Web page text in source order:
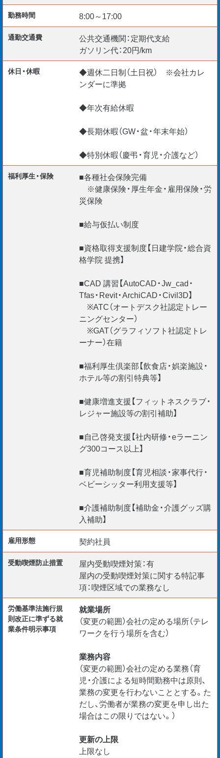
勤務時間 8:00～17:00
通勤交通費
公共交通機関：定期代支給
ガソリン代：20円/km
休日・休暇
◆週休二日制（土日祝） ※会社カレ
ンダーに準拠
◆年次有給休暇
◆長期休暇（GW・盆・年末年始）
◆特別休暇（慶弔・育児・介護など）
福利厚生・保険
■各種社会保険完備
※健康保険・厚生年金・雇用保険・労
災保険
■給与仮払い制度
■資格取得支援制度【日建学院・総合資
格学院 提携】
■CAD 講習【AutoCAD・Jw_cad・
Tfas・Revit・ArchiCAD・Civil3D】
※ATC（オートデスク社認定トレー
ニングセンター）
※GAT（グラフィソフト社認定トレ
ーナー）在籍
■福利厚生倶楽部【飲食店・娯楽施設・
ホテル等の割引特典等】
■健康増進支援【フィットネスクラブ・
レジャー施設等の割引補助】
■自己啓発支援【社内研修・eラーニン
グ300コース以上】
■育児補助制度【育児相談・家事代行・
ベビーシッター利用支援等】
■介護補助制度【補助金・介護グッズ購
入補助】
雇用形態 契約社員
受動喫煙防⽌措置
屋内受動喫煙対策：有
屋内の受動喫煙対策に関する特記事
項：喫煙区域での業務なし
労働基準法施行規
則改正に準ずる就
業条件明示事項
就業場所
（変更の範囲）会社の定める場所（テレ
ワークを行う場所を含む）
業務内容
（変更の範囲）会社の定める業務（育
児・介護による短時間勤務中は原則、
業務の変更を行わないこととする。た
だし、労働者が業務の変更を申し出た
場合はこの限りではない。）
更新の上限
上限なし